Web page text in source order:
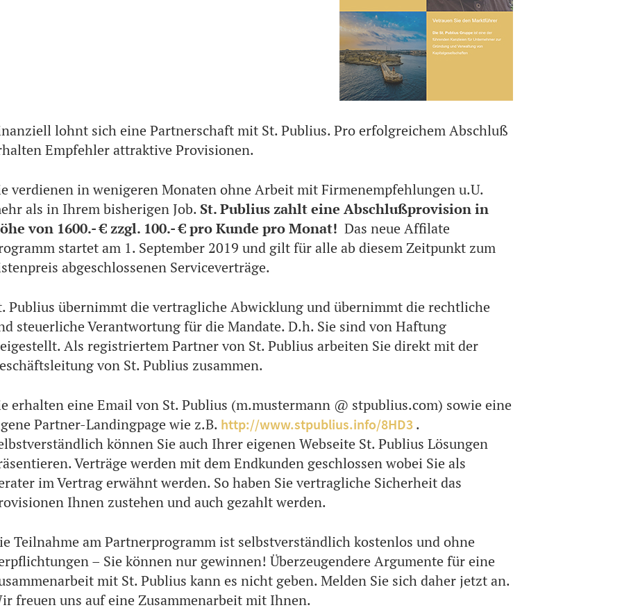
lohnt sich eine Partnerschaft mit St. Publius. Pro erfolgreichem Abschluß
Empfehler attraktive Provisionen.
verdienen in wenigeren Monaten ohne Arbeit mit Firmenempfehlungen u.U.
als in Ihrem bisherigen Job. St. Publius zahlt eine Abschlußprovision in
von 1600.- € zzgl. 100.- € pro Kunde pro Monat! Das neue Affilate
startet am 1. September 2019 und gilt für alle ab diesem Zeitpunkt zum
abgeschlossenen Serviceverträge.
Publius übernimmt die vertragliche Abwicklung und übernimmt die rechtliche
steuerliche Verantwortung für die Mandate. D.h. Sie sind von Haftung
Als registriertem Partner von St. Publius arbeiten Sie direkt mit der
von St. Publius zusammen.
erhalten eine Email von St. Publius (m.mustermann @ stpublius.com) sowie eine
Partner-Landingpage wie z.B. http://www.stpublius.info/8HD3.
können Sie auch Ihrer eigenen Webseite St. Publius Lösungen
Verträge werden mit dem Endkunden geschlossen wobei Sie als
im Vertrag erwähnt werden. So haben Sie vertragliche Sicherheit das
Ihnen zustehen und auch gezahlt werden.
Teilnahme am Partnerprogramm ist selbstverständlich kostenlos und ohne
– Sie können nur gewinnen! Überzeugendere Argumente für eine
mit St. Publius kann es nicht geben. Melden Sie sich daher jetzt an.
freuen uns auf eine Zusammenarbeit mit Ihnen.